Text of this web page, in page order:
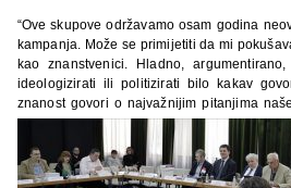
“Ove skupove održavamo osam godina
kampanja. Može se primijetiti da mi
kao znanstvenici. Hladno,
ideologizirati ili politizirati bilo kakav
znanost govori o najvažnijim pitanjima